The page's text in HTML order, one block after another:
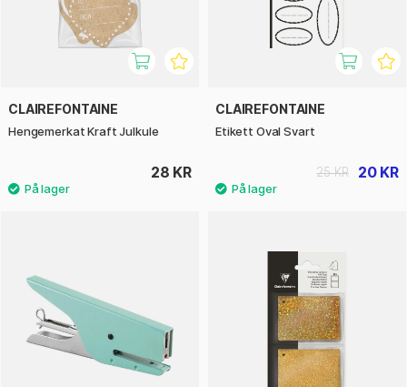
CLAIREFONTAINE
Hengemerkat Kraft Julkule
28 KR
CLAIREFONTAINE
Etikett Oval Svart
20 KR
25 KR